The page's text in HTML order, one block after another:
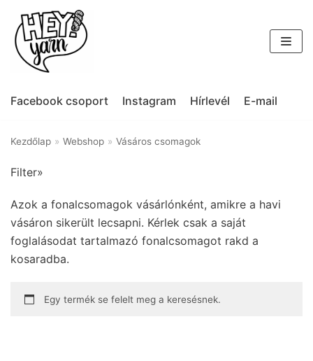
Skip
to
content
Facebook csoport Instagram Hírlevél E-mail
Kategóriák
ITO Kinu - bourette selyem fonal (21)
ITO Kouki - ramie-selyem fonal - AKCIÓS!
Ajándékutalvány
(4)
Kezdőlap » Webshop » Vásáros csomagok
Filter»
Azok a fonalcsomagok vásárlónként, amikre a havi
vásáron sikerült lecsapni. Kérlek csak a saját
foglalásodat tartalmazó fonalcsomagot rakd a
kosaradba.
Egy termék se felelt meg a keresésnek.